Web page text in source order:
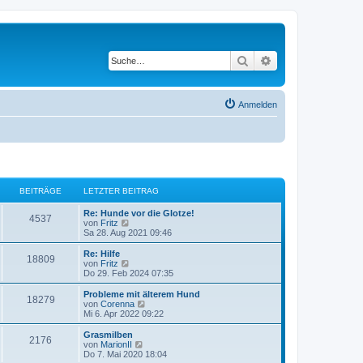
Suche
Anmelden
BEITRÄGE LETZTER BEITRAG
4537
i
t
r
ä
L
e
t
z
t
e
r
e
i
t
r
g
Re: Hunde vor die Glotze!
von Fritz
e
u
t
B
e
i
r
a
g
Sa 28. Aug 2021 09:46
18809B
i
t
L
e
t
z
t
e
r
e
t
r
Re: Hilfe
von Fritz
e
u
e
s
t
B
e
i
Do 29. Feb 2024 07:35
18279B
L
e
t
z
t
e
r
Probleme mit älterem Hund
von Corenna
e
u
t
Mi 6. Apr 2022 09:22
2176
L
e
t
Grasmilben
von MarionII
e
Do 7. Mai 2020 18:04